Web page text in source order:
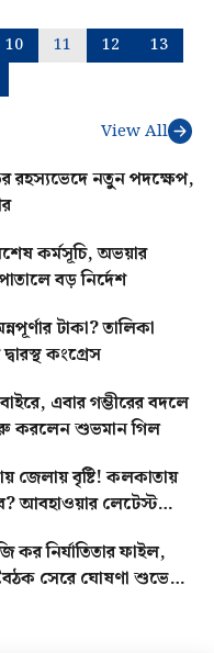
10 11 12
13
View All
রহস্যভেদে নতুন পদক্ষেপ,
কর্মসূচি, অভয়ার
বড় নির্দেশ
টাকা? তালিকা
কংগ্রেস
এবার গম্ভীরের বদলে
করলেন শুভমান গিল
জেলায় বৃষ্টি! কলকাতায়
আবহাওয়ার লেটেস্ট
কর নির্যাতিতার ফাইল,
বৈঠক সেরে ঘোষণা শুভেন্দু